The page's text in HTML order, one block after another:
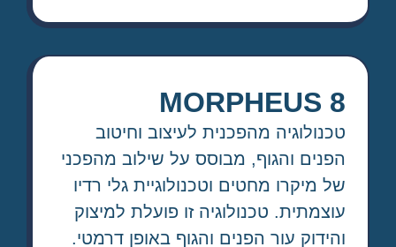
MORPHEUS 8
טכנולוגיה מהפכנית לעיצוב וחיטוב
הפנים והגוף, מבוסס על שילוב מהפכני
של מיקרו מחטים וטכנולוגיית גלי רדיו
עוצמתית. טכנולוגיה זו פועלת למיצוק
והידוק עור הפנים והגוף באופן דרמטי.